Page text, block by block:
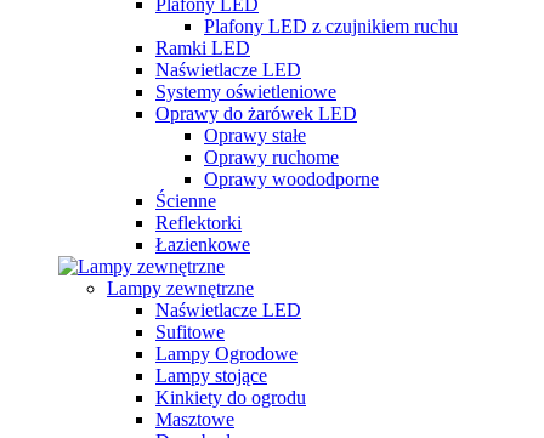
Plafony LED
Plafony LED z czujnikiem ruchu
Ramki LED
Naświetlacze LED
Systemy oświetleniowe
Oprawy do żarówek LED
Oprawy stałe
Oprawy ruchome
Oprawy woododporne
Ścienne
Reflektorki
Łazienkowe
Lampy zewnętrzne
Naświetlacze LED
Sufitowe
Lampy Ogrodowe
Lampy stojące
Kinkiety do ogrodu
Masztowe